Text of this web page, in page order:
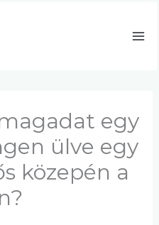
egy
ülve egy
közepén a